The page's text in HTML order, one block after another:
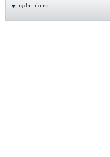
تصفية - فلترة